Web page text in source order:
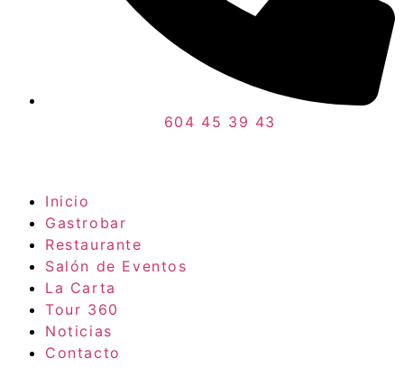
604 45 39 43
Inicio
Gastrobar
Restaurante
Salón de Eventos
La Carta
Tour 360
Noticias
Contacto